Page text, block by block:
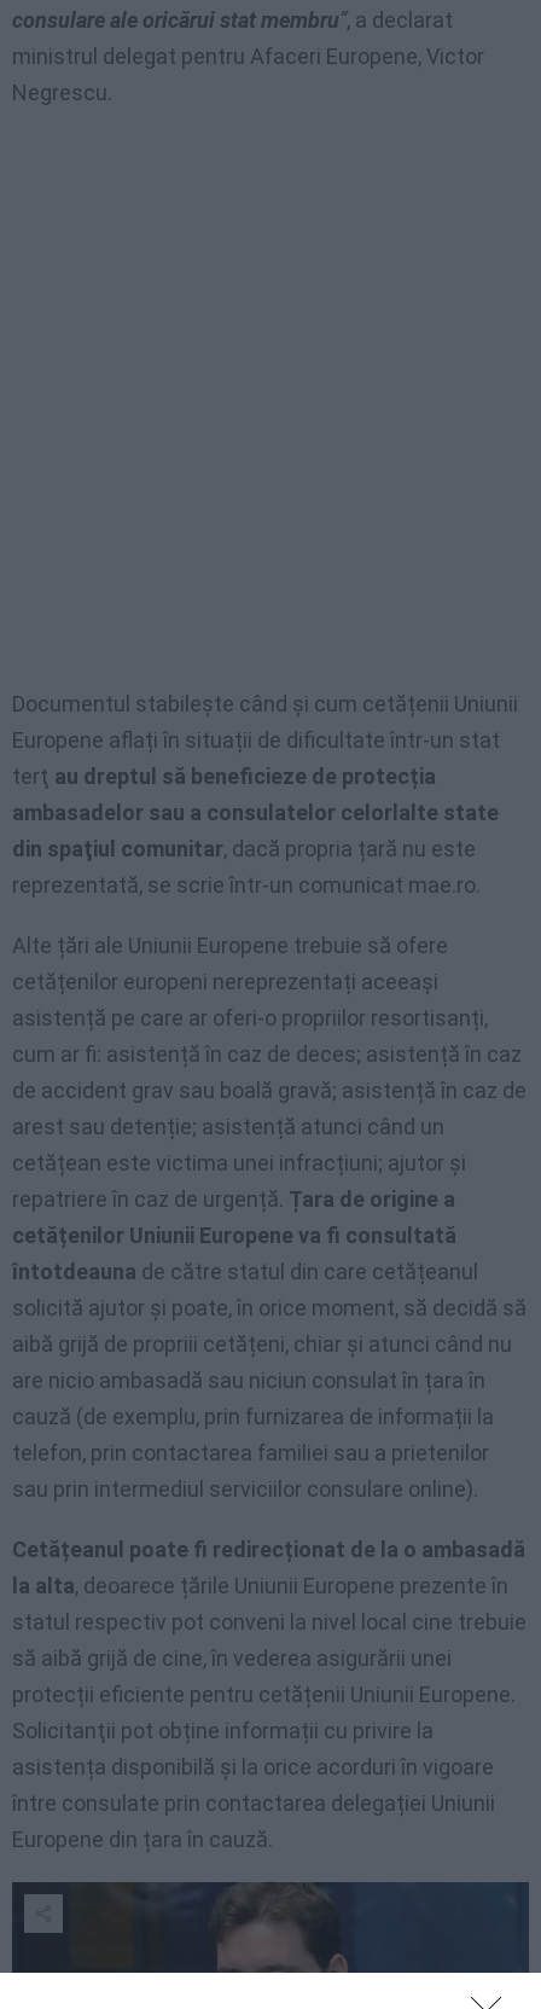
consulare ale oricărui stat membru“, a declarat
ministrul delegat pentru Afaceri Europene, Victor
Negrescu.
Documentul stabilește când și cum cetățenii Uniunii
Europene aflați în situații de dificultate într-un stat
terţ au dreptul să beneficieze de protecția
ambasadelor sau a consulatelor celorlalte state
din spaţiul comunitar, dacă propria țară nu este
reprezentată, se scrie într-un comunicat mae.ro.
Alte țări ale Uniunii Europene trebuie să ofere
cetățenilor europeni nereprezentați aceeași
asistență pe care ar oferi-o propriilor resortisanți,
cum ar fi: asistență în caz de deces; asistență în caz
de accident grav sau boală gravă; asistență în caz de
arest sau detenție; asistență atunci când un
cetățean este victima unei infracțiuni; ajutor și
repatriere în caz de urgență. Țara de origine a
cetățenilor Uniunii Europene va fi consultată
întotdeauna de către statul din care cetățeanul
solicită ajutor și poate, în orice moment, să decidă să
aibă grijă de propriii cetățeni, chiar și atunci când nu
are nicio ambasadă sau niciun consulat în țara în
cauză (de exemplu, prin furnizarea de informații la
telefon, prin contactarea familiei sau a prietenilor
sau prin intermediul serviciilor consulare online).
Cetățeanul poate fi redirecționat de la o ambasadă
la alta, deoarece țările Uniunii Europene prezente în
statul respectiv pot conveni la nivel local cine trebuie
să aibă grijă de cine, în vederea asigurării unei
protecții eficiente pentru cetățenii Uniunii Europene.
Solicitanţii pot obține informații cu privire la
asistența disponibilă și la orice acorduri în vigoare
între consulate prin contactarea delegației Uniunii
Europene din țara în cauză.